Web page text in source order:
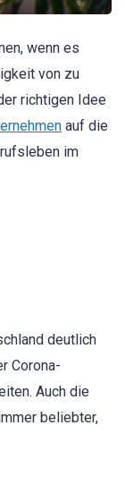
wenn es
von zu
richtigen Idee
auf die
im
deutlich
Corona-
Auch die
beliebter,